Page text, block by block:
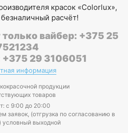
красок «Colorlux»,
расчёт!
вайбер: +375 25
29 3106051
информация
продукции
товаров
с 9:00 до 20:00
заявок, (отгрузка по согласованию в
условный выходной